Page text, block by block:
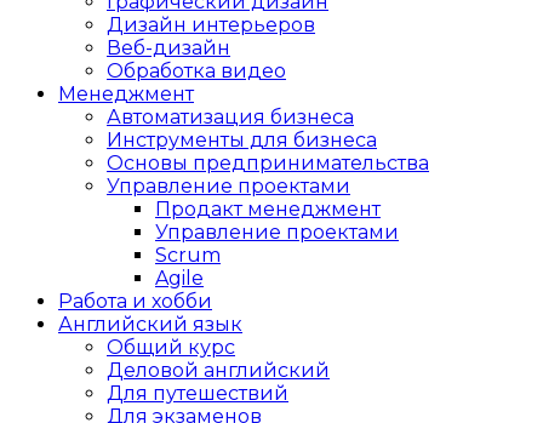
Дизайн интерьеров
Веб-дизайн
Обработка видео
Менеджмент
Автоматизация бизнеса
Инструменты для бизнеса
Основы предпринимательства
Управление проектами
Продакт менеджмент
Управление проектами
Scrum
Agile
Работа и хобби
Английский язык
Общий курс
Деловой английский
Для путешествий
Для экзаменов